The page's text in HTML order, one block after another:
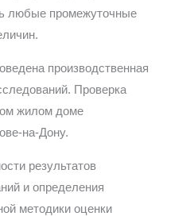
любые промежуточные
производственная
Проверка
жилом доме
на-Дону.
результатов
и определения
методики оценки